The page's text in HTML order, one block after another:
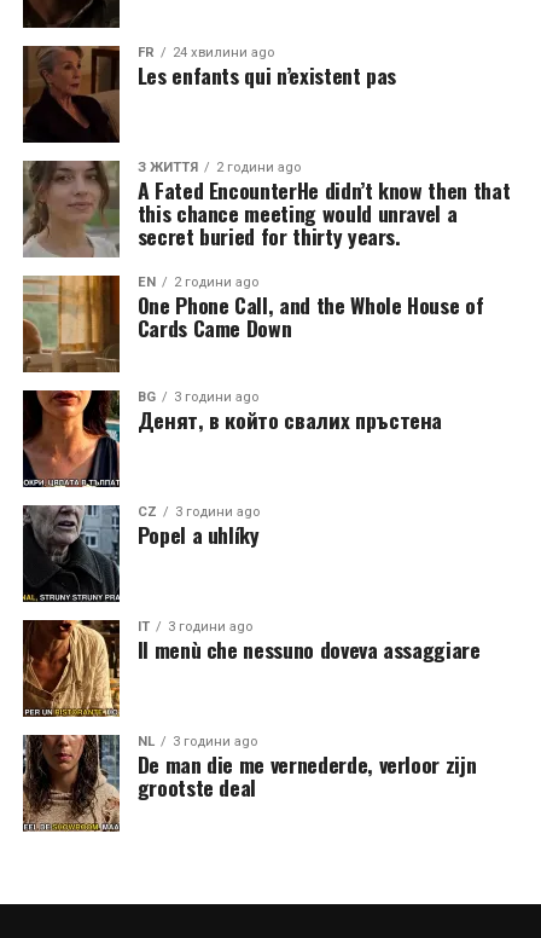
FR 24 хвилини ago
Les enfants qui n’existent pas
З ЖИТТЯ 2 години ago
A Fated EncounterHe didn’t know then that
this chance meeting would unravel a
secret buried for thirty years.
EN 2 години ago
One Phone Call, and the Whole House of
Cards Came Down
BG 3 години ago
Денят, в който свалих пръстена
CZ 3 години ago
Popel a uhlíky
IT 3 години ago
Il menù che nessuno doveva assaggiare
NL 3 години ago
De man die me vernederde, verloor zijn
grootste deal